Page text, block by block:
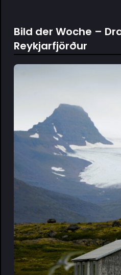
Bild der Woche –
Reykjarfjörður